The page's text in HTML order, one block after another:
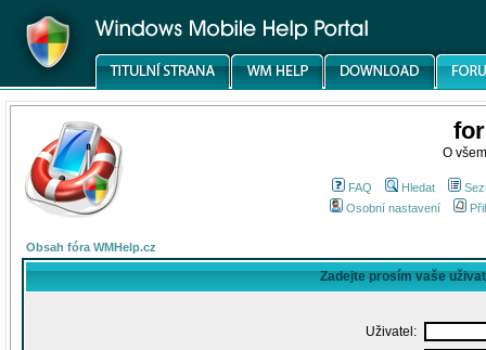
O
FAQ Hledat
Osobní nastavení
Obsah fóra WMHelp.cz
Zadejte prosím vaše
Uživatel: